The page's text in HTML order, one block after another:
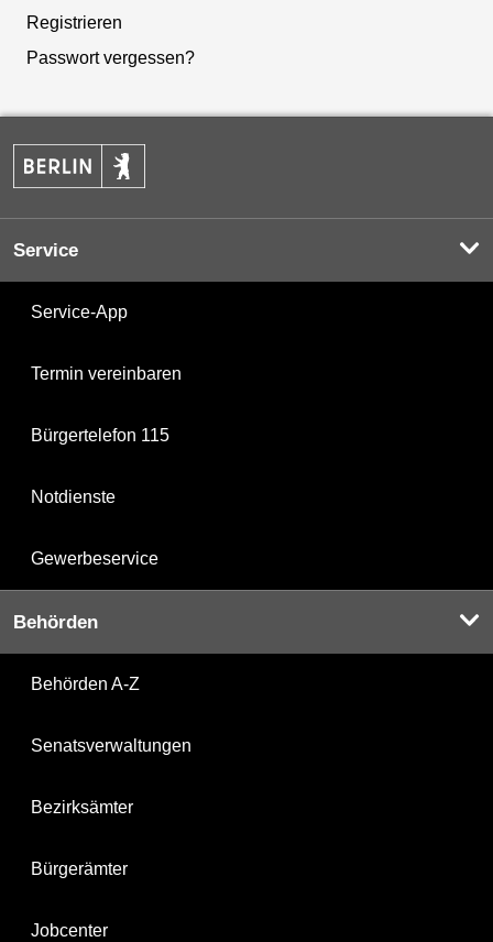
Registrieren
Passwort vergessen?
Service
Service-App
Termin vereinbaren
Bürgertelefon 115
Notdienste
Gewerbeservice
Behörden
Behörden A-Z
Senatsverwaltungen
Bezirksämter
Bürgerämter
Jobcenter